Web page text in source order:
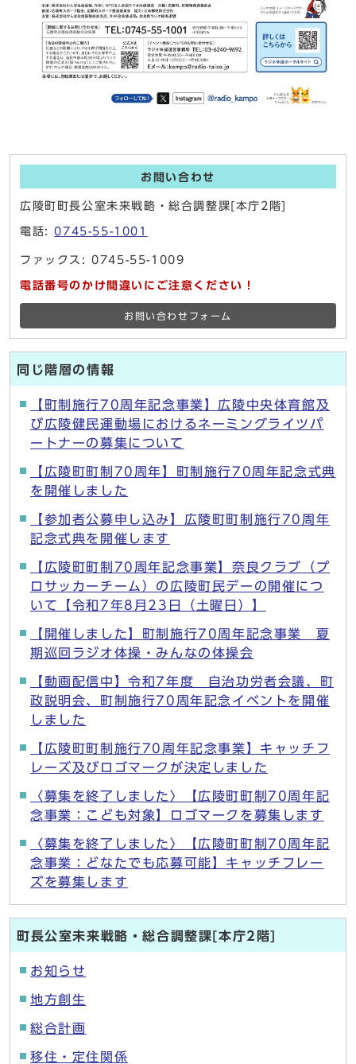
お問い合わせ
広陵町町長公室未来戦略・総合調整課[本庁2階]
電話:0745-55-1001
ファックス: 0745-55-1009
電話番号のかけ間違いにご注意ください！
お問い合わせフォーム
同じ階層の情報
【町制施行70周年記念事業】広陵中央体育館及
び広陵健民運動場におけるネーミングライツパ
ートナーの募集について
【広陵町町制70周年】町制施行70周年記念式典
を開催しました
【参加者公募申し込み】広陵町町制施行70周年
記念式典を開催します
【広陵町町制70周年記念事業】奈良クラブ（プ
ロサッカーチーム）の広陵町民デーの開催につ
いて【令和7年8月23日（土曜日）】
【開催しました】町制施行70周年記念事業 夏
期巡回ラジオ体操・みんなの体操会
【動画配信中】令和7年度 自治功労者会議、町
政説明会、町制施行70周年記念イベントを開催
しました
【広陵町町制施行70周年記念事業】キャッチフ
レーズ及びロゴマークが決定しました
〈募集を終了しました〉【広陵町町制70周年記
念事業：こども対象】ロゴマークを募集します
〈募集を終了しました〉【広陵町町制70周年記
念事業：どなたでも応募可能】キャッチフレー
ズを募集します
町長公室未来戦略・総合調整課[本庁2階]
お知らせ
地方創生
総合計画
移住・定住関係